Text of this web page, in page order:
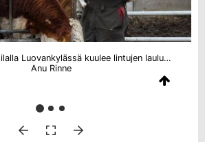
Saku Ojalan sukutilalla Luovankylässä kuulee lintujen laulun, kissojen nau’un ja emolehmien ammunnat. Luonnon äärellä on hyvä ihmisen olla.
Anu Rinne